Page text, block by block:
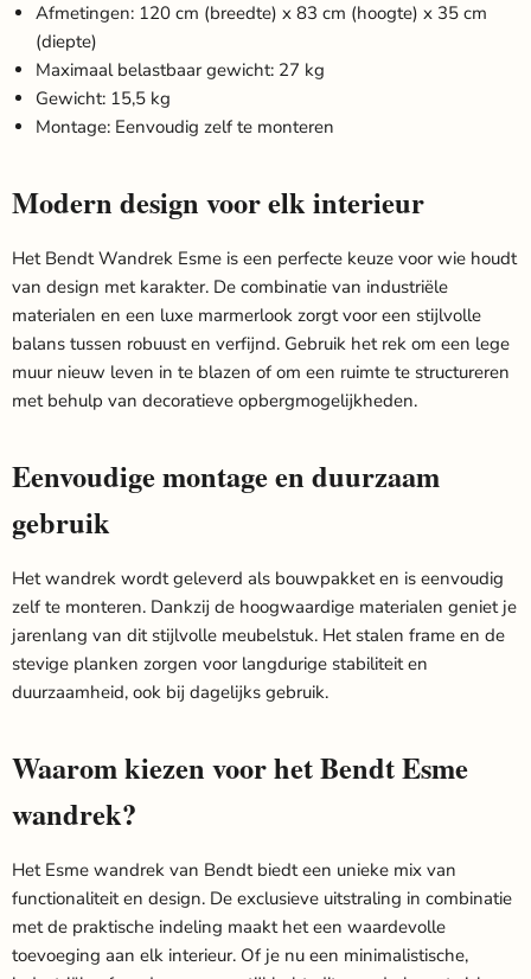
Afmetingen: 120 cm (breedte) x 83 cm (hoogte) x 35 cm
(diepte)
Maximaal belastbaar gewicht: 27 kg
Gewicht: 15,5 kg
Montage: Eenvoudig zelf te monteren
Modern design voor elk interieur
Het Bendt Wandrek Esme is een perfecte keuze voor wie houdt
van design met karakter. De combinatie van industriële
materialen en een luxe marmerlook zorgt voor een stijlvolle
balans tussen robuust en verfijnd. Gebruik het rek om een lege
muur nieuw leven in te blazen of om een ruimte te structureren
met behulp van decoratieve opbergmogelijkheden.
Eenvoudige montage en duurzaam
gebruik
Het wandrek wordt geleverd als bouwpakket en is eenvoudig
zelf te monteren. Dankzij de hoogwaardige materialen geniet je
jarenlang van dit stijlvolle meubelstuk. Het stalen frame en de
stevige planken zorgen voor langdurige stabiliteit en
duurzaamheid, ook bij dagelijks gebruik.
Waarom kiezen voor het Bendt Esme
wandrek?
Het Esme wandrek van Bendt biedt een unieke mix van
functionaliteit en design. De exclusieve uitstraling in combinatie
met de praktische indeling maakt het een waardevolle
toevoeging aan elk interieur. Of je nu een minimalistische,